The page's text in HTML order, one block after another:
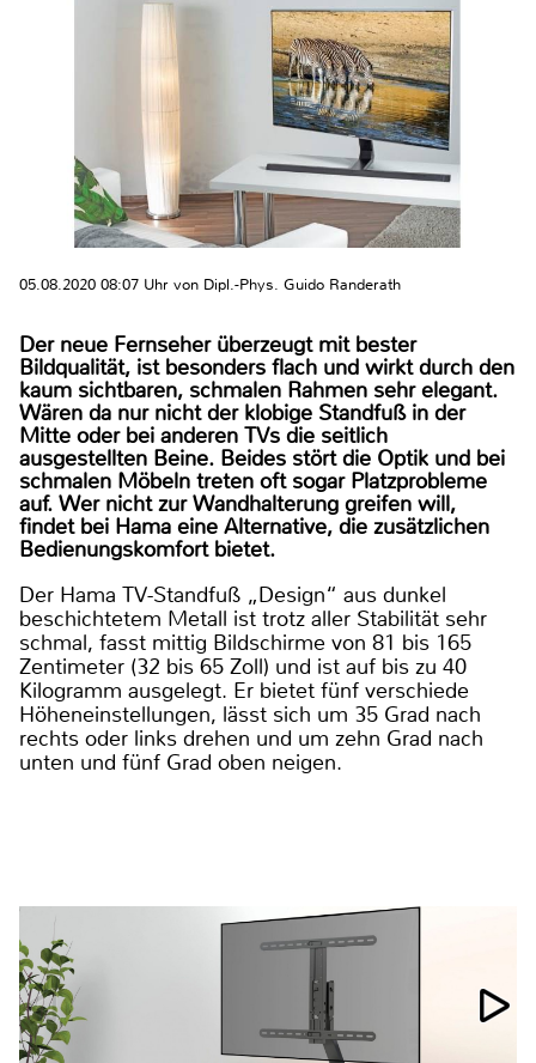
05.08.2020 08:07 Uhr von Dipl.-Phys. Guido Randerath
Der neue Fernseher überzeugt mit bester
Bildqualität, ist besonders flach und wirkt durch den
kaum sichtbaren, schmalen Rahmen sehr elegant.
Wären da nur nicht der klobige Standfuß in der
Mitte oder bei anderen TVs die seitlich
ausgestellten Beine. Beides stört die Optik und bei
schmalen Möbeln treten oft sogar Platzprobleme
auf. Wer nicht zur Wandhalterung greifen will,
findet bei Hama eine Alternative, die zusätzlichen
Bedienungskomfort bietet.
Der Hama TV-Standfuß „Design“ aus dunkel
beschichtetem Metall ist trotz aller Stabilität sehr
schmal, fasst mittig Bildschirme von 81 bis 165
Zentimeter (32 bis 65 Zoll) und ist auf bis zu 40
Kilogramm ausgelegt. Er bietet fünf verschiede
Höheneinstellungen, lässt sich um 35 Grad nach
rechts oder links drehen und um zehn Grad nach
unten und fünf Grad oben neigen.